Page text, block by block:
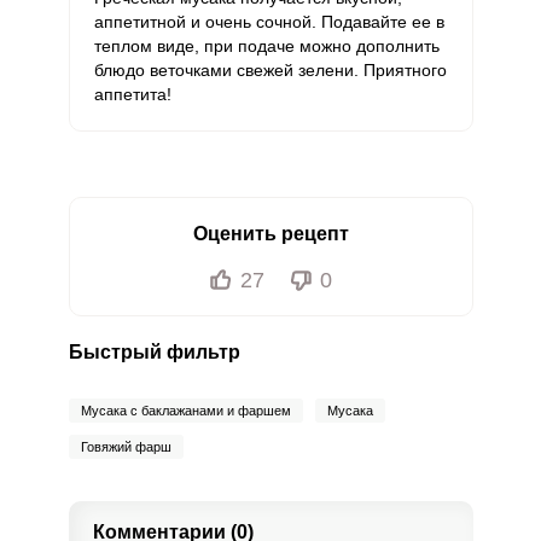
аппетитной и очень сочной. Подавайте ее в
теплом виде, при подаче можно дополнить
блюдо веточками свежей зелени. Приятного
аппетита!
Оценить рецепт
27 0
Быстрый фильтр
Мусака с баклажанами и фаршем Мусака
Говяжий фарш
Комментарии (0)